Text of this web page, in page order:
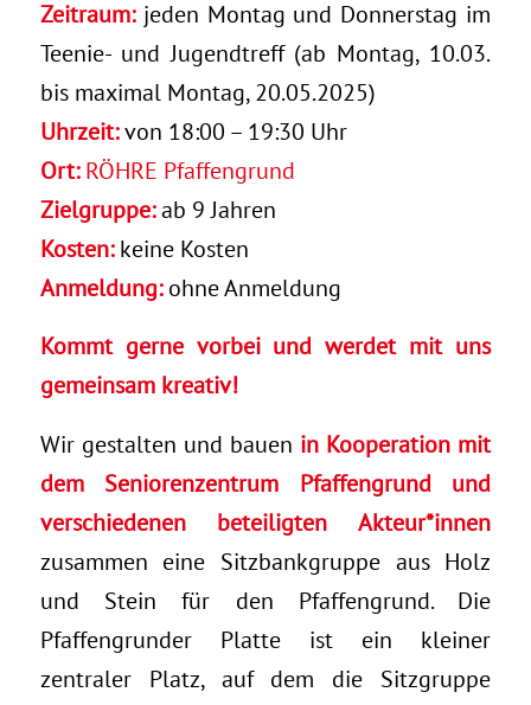
Zeitraum:jeden Montag und Donnerstag im
Teenie- und Jugendtreff (ab Montag, 10.03.
bis maximal Montag, 20.05.2025)
Uhrzeit:von 18:00 – 19:30 Uhr
Ort: RÖHRE Pfaffengrund
Zielgruppe:ab 9 Jahren
Kosten:keine Kosten
Anmeldung:ohne Anmeldung
Kommt gerne vorbei und werdet mit uns
gemeinsam kreativ!
Wir gestalten und bauen in Kooperation mit
dem Seniorenzentrum Pfaffengrund und
verschiedenen beteiligten Akteur*innen
zusammen eine Sitzbankgruppe aus Holz
und Stein für den Pfaffengrund. Die
Pfaffengrunder Platte ist ein kleiner
zentraler Platz, auf dem die Sitzgruppe